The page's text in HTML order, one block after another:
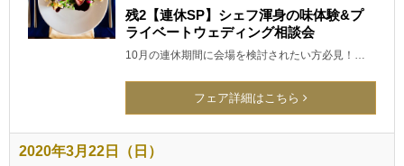
残2【連休SP】シェフ渾身の味体験&プ
ライベートウェディング相談会
10月の連休期間に会場を検討されたい方必見！…
フェア詳細はこちら
2020年3月22日（日）